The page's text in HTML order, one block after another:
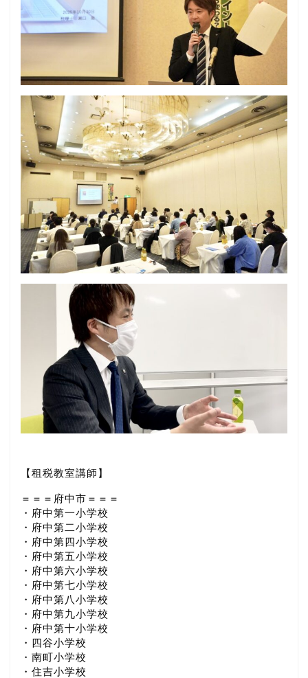
【租税教室講師】
＝＝＝府中市＝＝＝
・府中第一小学校
・府中第二小学校
・府中第四小学校
・府中第五小学校
・府中第六小学校
・府中第七小学校
・府中第八小学校
・府中第九小学校
・府中第十小学校
・四谷小学校
・南町小学校
・住吉小学校